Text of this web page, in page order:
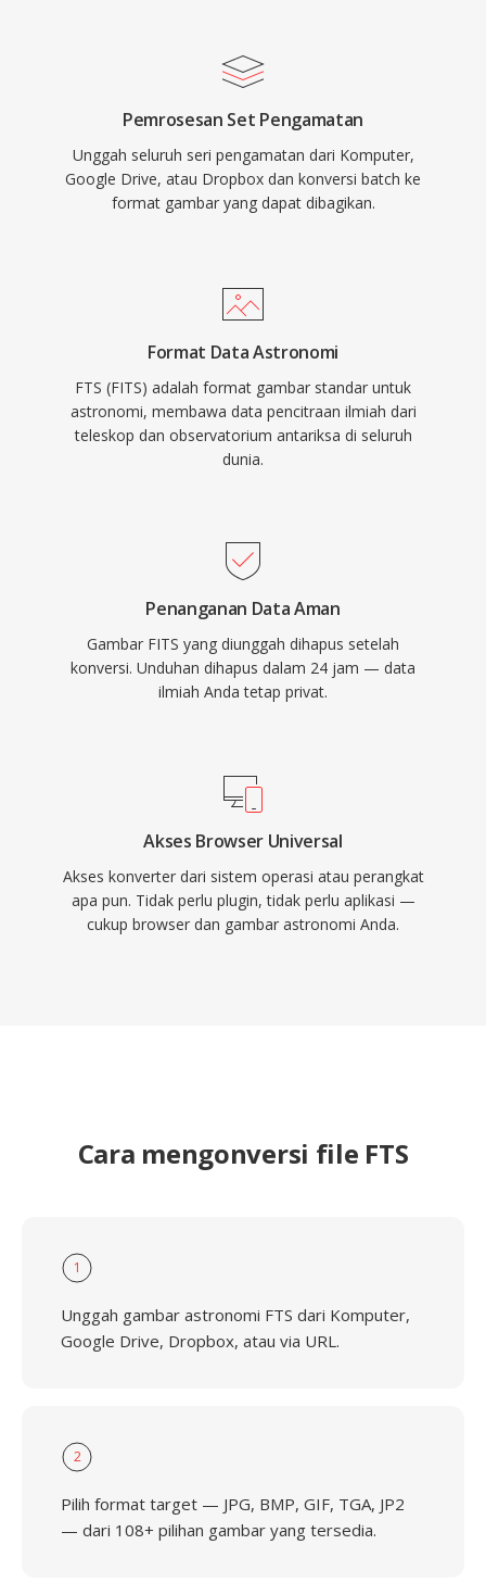
Pemrosesan Set Pengamatan
Unggah seluruh seri pengamatan dari Komputer,
Google Drive, atau Dropbox dan konversi batch ke
format gambar yang dapat dibagikan.
Format Data Astronomi
FTS (FITS) adalah format gambar standar untuk
astronomi, membawa data pencitraan ilmiah dari
teleskop dan observatorium antariksa di seluruh
dunia.
Penanganan Data Aman
Gambar FITS yang diunggah dihapus setelah
konversi. Unduhan dihapus dalam 24 jam — data
ilmiah Anda tetap privat.
Akses Browser Universal
Akses konverter dari sistem operasi atau perangkat
apa pun. Tidak perlu plugin, tidak perlu aplikasi —
cukup browser dan gambar astronomi Anda.
Cara mengonversi file FTS
1
Unggah gambar astronomi FTS dari Komputer,
Google Drive, Dropbox, atau via URL.
2
Pilih format target — JPG, BMP, GIF, TGA, JP2
— dari 108+ pilihan gambar yang tersedia.